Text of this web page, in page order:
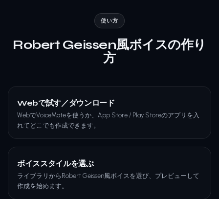
使い方
Robert Geissen風ボイスの作り
方
Webで試す／ダウンロード
WebでVoiceMateを使うか、App Store / Play Storeのアプリを入
れてどこでも作成できます。
ボイススタイルを選ぶ
ライブラリからRobert Geissen風ボイスを選び、プレビューして
作成を始めます。